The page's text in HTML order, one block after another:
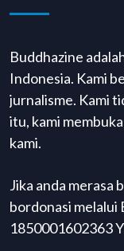
Buddhazine
Indonesia. Kami
jurnalisme. Kami
itu, kami
kami.
Jika anda
bordonasi melalui
1850001602363